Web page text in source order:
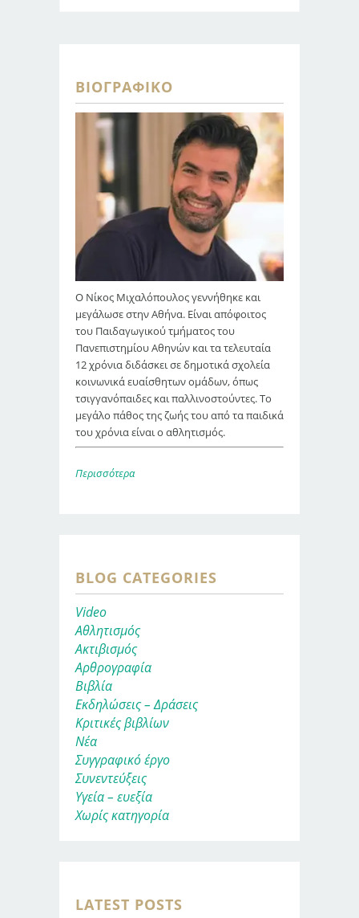
ΒΙΟΓΡΑΦΙΚΌ
Ο Νίκος Μιχαλόπουλος γεννήθηκε και
μεγάλωσε στην Αθήνα. Είναι απόφοιτος
του Παιδαγωγικού τμήματος του
Πανεπιστημίου Αθηνών και τα τελευταία
12 χρόνια διδάσκει σε δημοτικά σχολεία
κοινωνικά ευαίσθητων ομάδων, όπως
τσιγγανόπαιδες και παλλινοστούντες. Το
μεγάλο πάθος της ζωής του από τα παιδικά
του χρόνια είναι ο αθλητισμός.
Περισσότερα
BLOG CATEGORIES
Video
Αθλητισμός
Ακτιβισμός
Αρθρογραφία
Βιβλία
Εκδηλώσεις – Δράσεις
Κριτικές βιβλίων
Νέα
Συγγραφικό έργο
Συνεντεύξεις
Υγεία – ευεξία
Χωρίς κατηγορία
LATEST POSTS